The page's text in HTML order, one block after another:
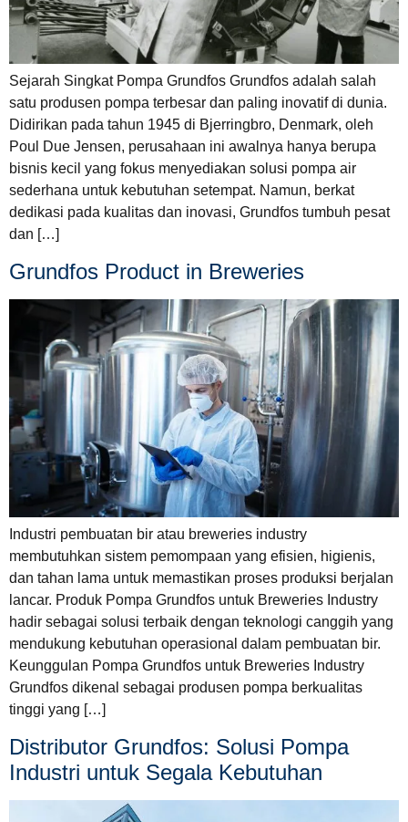
Sejarah Singkat Pompa Grundfos Grundfos adalah salah
satu produsen pompa terbesar dan paling inovatif di dunia.
Didirikan pada tahun 1945 di Bjerringbro, Denmark, oleh
Poul Due Jensen, perusahaan ini awalnya hanya berupa
bisnis kecil yang fokus menyediakan solusi pompa air
sederhana untuk kebutuhan setempat. Namun, berkat
dedikasi pada kualitas dan inovasi, Grundfos tumbuh pesat
dan […]
Grundfos Product in Breweries
Industri pembuatan bir atau breweries industry
membutuhkan sistem pemompaan yang efisien, higienis,
dan tahan lama untuk memastikan proses produksi berjalan
lancar. Produk Pompa Grundfos untuk Breweries Industry
hadir sebagai solusi terbaik dengan teknologi canggih yang
mendukung kebutuhan operasional dalam pembuatan bir.
Keunggulan Pompa Grundfos untuk Breweries Industry
Grundfos dikenal sebagai produsen pompa berkualitas
tinggi yang […]
Distributor Grundfos: Solusi Pompa
Industri untuk Segala Kebutuhan